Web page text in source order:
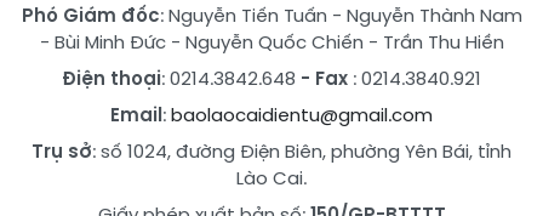
Phó Giám đốc:Nguyễn Tiến Tuấn - Nguyễn Thành Nam
- Bùi Minh Đức- Nguyễn Quốc Chiến - Trần Thu Hiền
Điện thoại: 0214.3842.648 - Fax : 0214.3840.921
Email:baolaocaidientu@gmail.com
Trụ sở: số 1024, đường Điện Biên, phường Yên Bái, tỉnh
Lào Cai.